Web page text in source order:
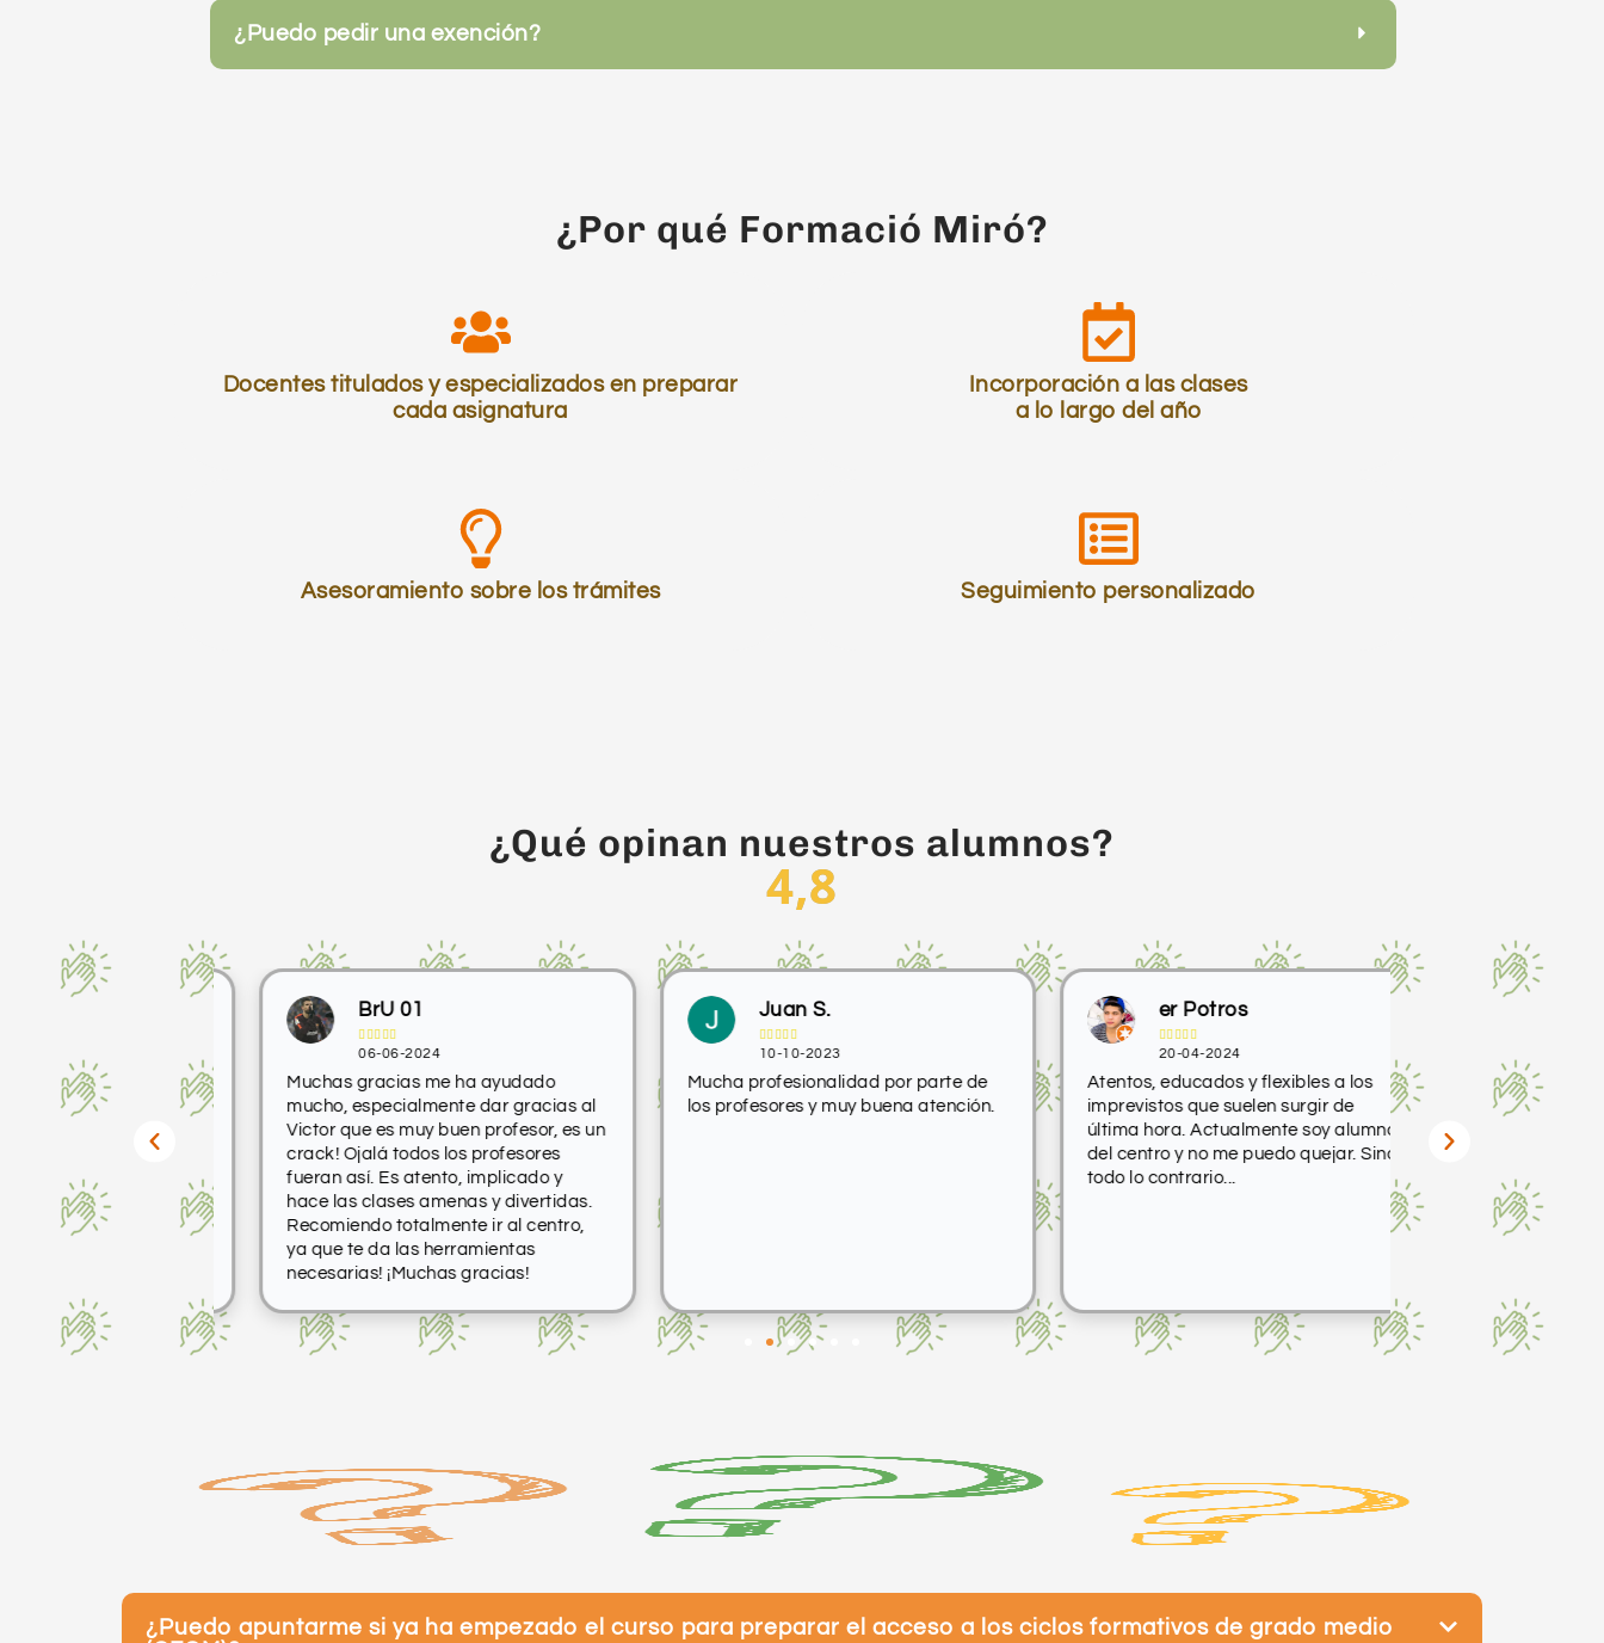
¿Puedo pedir una exención?
¿Por qué Formació Miró?
Docentes titulados y especializados en preparar
cada asignatura
Incorporación a las clases
a lo largo del año
Asesoramiento sobre los trámites Seguimiento personalizado
¿Qué opinan nuestros alumnos?
4,8
maestros
BrU 01

06-06-2024
Muchas gracias me ha ayudado
mucho, especialmente dar gracias al
Victor que es muy buen profesor, es un
crack! Ojalá todos los profesores
fueran así. Es atento, implicado y
hace las clases amenas y divertidas.
Recomiendo totalmente ir al centro,
ya que te da las herramientas
necesarias! ¡Muchas gracias!
Juan S.

10-10-2023
Mucha profesionalidad por parte de
los profesores y muy buena atención.
er Potros

20-04-2024
Atentos, educados y flexibles a los
imprevistos que suelen surgir de
última hora. Actualmente soy alumno
del centro y no me puedo quejar. Sino
todo lo contrario...
Excelente trato
gestión como
Preguntas
frecuentes
¿Puedo apuntarme si ya ha empezado el curso para preparar el acceso a los ciclos formativos de grado medio